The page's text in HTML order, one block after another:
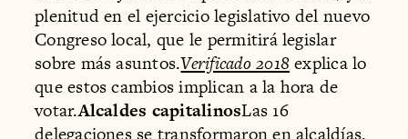
plenitud en el ejercicio legislativo del nuevo
Congreso local, que le permitirá legislar
sobre más asuntos.Verificado 2018 explica lo
que estos cambios implican a la hora de
votar.Alcaldes capitalinosLas 16